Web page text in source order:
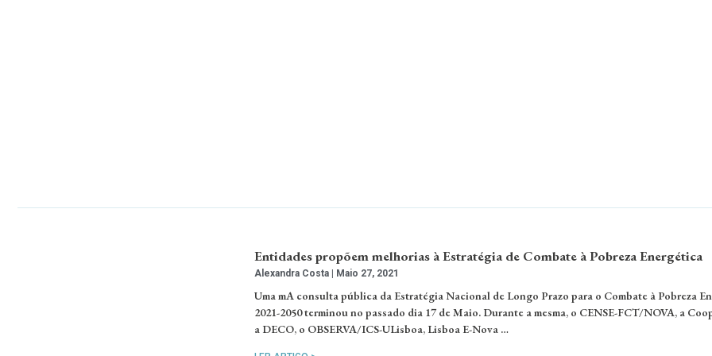
Entidades propõem melhorias à Estratégia de Combate à Pobreza Energética
Alexandra Costa Maio 27, 2021
Uma mA consulta pública da Estratégia Nacional de Longo Prazo para o Combate à Pobreza
2021-2050 terminou no passado dia 17 de Maio. Durante a mesma, o CENSE-FCT/NOVA, a
a DECO, o OBSERVA/ICS-ULisboa, Lisboa E-Nova …